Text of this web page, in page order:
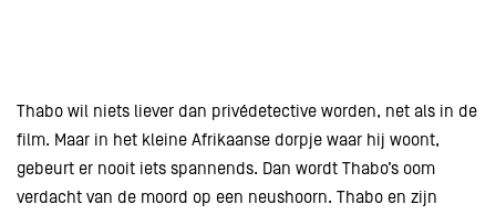
Thabo wil niets liever dan privédetective worden, net als in de
film. Maar in het kleine Afrikaanse dorpje waar hij woont,
gebeurt er nooit iets spannends. Dan wordt Thabo’s oom
verdacht van de moord op een neushoorn. Thabo en zijn